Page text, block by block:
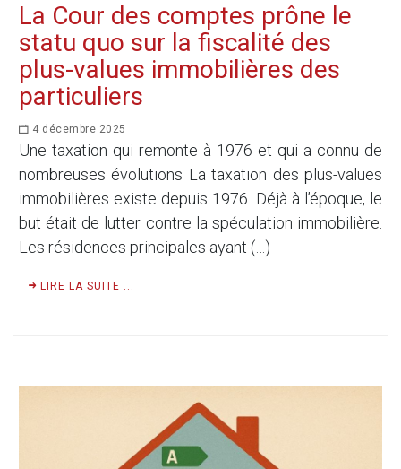
La Cour des comptes prône le
statu quo sur la fiscalité des
plus-values immobilières des
particuliers
4 décembre 2025
Une taxation qui remonte à 1976 et qui a connu de
nombreuses évolutions La taxation des plus-values
immobilières existe depuis 1976. Déjà à l’époque, le
but était de lutter contre la spéculation immobilière.
Les résidences principales ayant (…)
LIRE LA SUITE ...